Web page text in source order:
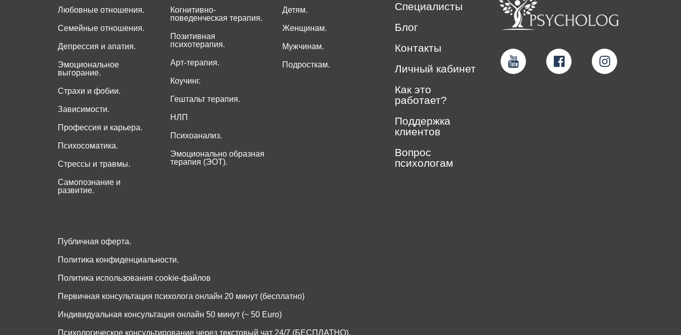
Любовные отношения.
Семейные отношения.
Депрессия и апатия.
Эмоциональное
выгорание.
Страхи и фобии.
Зависимости.
Профессия и карьера.
Психосоматика.
Стрессы и травмы.
Самопознание и
развитие.
Когнитивно-
поведенческая терапия.
Позитивная
психотерапия.
Арт-терапия.
Коучинг.
Гештальт терапия.
НЛП
Психоанализ.
Эмоционально образная
терапия (ЭОТ).
Детям.
Женщинам.
Мужчинам.
Подросткам.
Публичная оферта.
Политика конфиденциальности.
Политика использования cookie-файлов
Первичная консультация психолога онлайн 20 минут (бесплатно)
Индивидуальная консультация онлайн 50 минут (~ 50 Euro)
Психологическое консультирование через текстовый чат 24/7 (БЕСПЛАТНО).
Специалисты
Блог
Контакты
Личный кабинет
Как это
работает?
Поддержка
клиентов
Вопрос
психологам